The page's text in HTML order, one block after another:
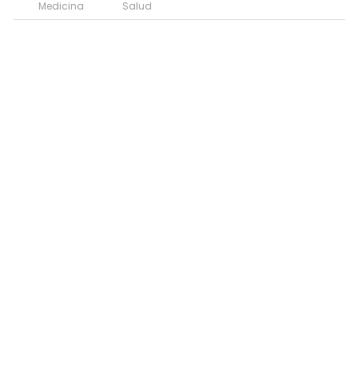
Medicina Salud